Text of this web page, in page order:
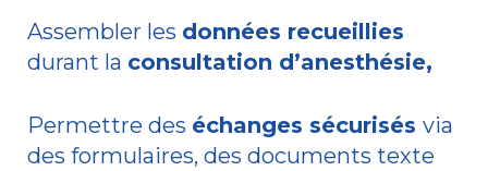
Assembler les données recueillies
durant la consultation d’anesthésie,
Permettre des échanges sécurisés via
des formulaires, des documents texte